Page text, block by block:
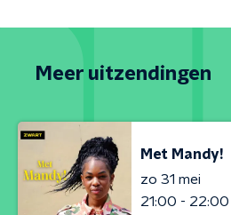
Meer uitzendingen
Met Mandy!
zo 31 mei
21:00 - 22:00